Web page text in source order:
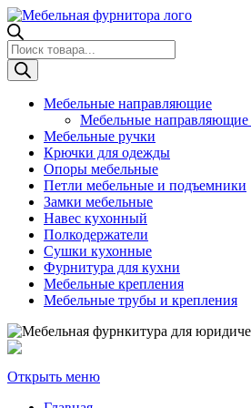
Поиск
товаров
Мебельные направляющие
Мебельные направляющие
Мебельные ручки
Крючки для одежды
Опоры мебельные
Петли мебельные и подъемники
Замки мебельные
Навес кухонный
Полкодержатели
Сушки кухонные
Фурнитура для кухни
Мебельные крепления
Мебельные трубы и крепления
Открыть меню